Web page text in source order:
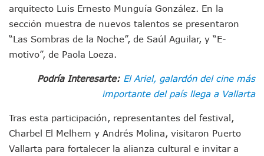
Morenistas Imparten Taller En Puerto Vallarta
CEDHJ Señala Violaciones A Derechos De Víctima De
Ayutla Bajo Investigación Tras Reporte De Posible
Maleza Crece En Camellones De La Principal Avenida
Lluvias E Inundaciones No Detienen El Transporte Público
Entregan Aparato Auditivo A Don Juan Ramírez En Puerto
Juan Carlos Castro Realiza Asamblea Informativa En La
Viajar A Puerto Vallarta Este Verano Puede Costar Hasta
Buscan Reducir Riesgos Por Cocodrilos En Playas De
Plantean “Ley Don Juanito” Al Diputado Federal Bruno
arquitecto Luis Ernesto Munguía González. En la
sección muestra de nuevos talentos se presentaron
“Las Sombras de la Noche”, de Saúl Aguilar, y “E-
motivo”, de Paola Loeza.
Podría Interesarte: El Ariel, galardón del cine más
importante del país llega a Vallarta
Tras esta participación, representantes del festival,
Charbel El Melhem y Andrés Molina, visitaron Puerto
Vallarta para fortalecer la alianza cultural e invitar a